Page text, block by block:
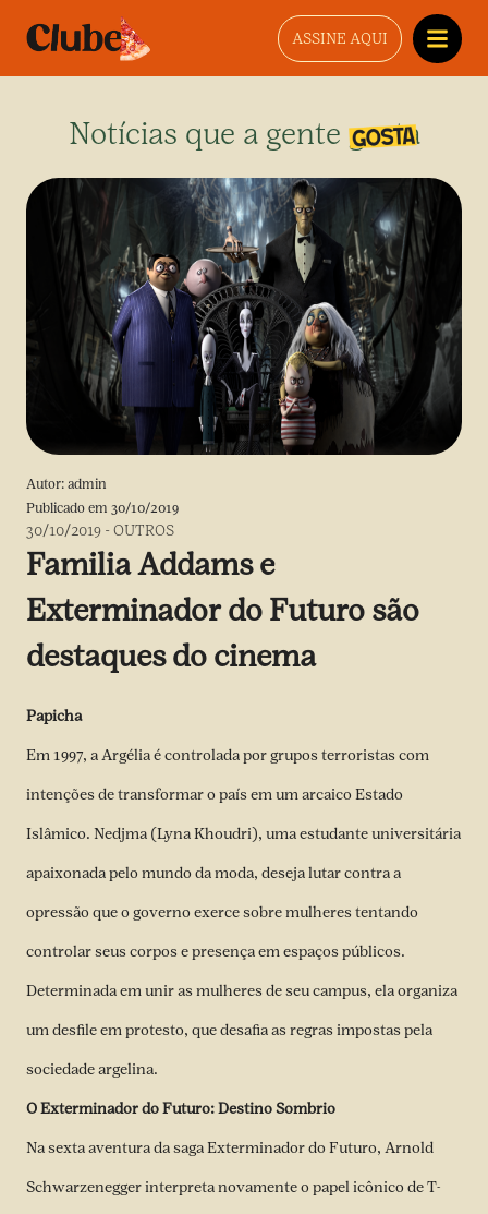
ASSINE AQUI
Notícias que a gente gosta
Autor: admin
Publicado em 30/10/2019
30/10/2019 -OUTROS
Familia Addams e
Exterminador do Futuro são
destaques do cinema
Papicha
Em 1997, a Argélia é controlada por grupos terroristas com
intenções de transformar o país em um arcaico Estado
Islâmico. Nedjma (Lyna Khoudri), uma estudante universitária
apaixonada pelo mundo da moda, deseja lutar contra a
opressão que o governo exerce sobre mulheres tentando
controlar seus corpos e presença em espaços públicos.
Determinada em unir as mulheres de seu campus, ela organiza
um desfile em protesto, que desafia as regras impostas pela
sociedade argelina.
O Exterminador do Futuro: Destino Sombrio
Na sexta aventura da saga Exterminador do Futuro, Arnold
Schwarzenegger interpreta novamente o papel icônico de T-